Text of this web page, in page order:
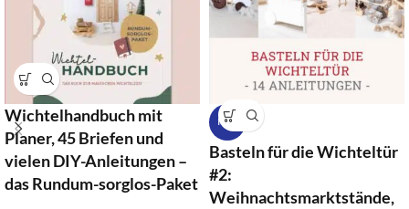
Wichtelhandbuch mit
Planer, 45 Briefen und
vielen DIY-Anleitungen –
das Rundum-sorglos-Paket
NEU
Basteln für die Wichteltür
#2:
Weihnachtsmarktstände,